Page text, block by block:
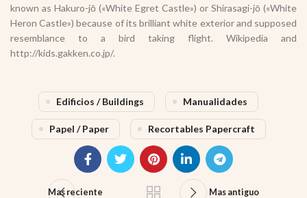
known as Hakuro-jō («White Egret Castle») or Shirasagi-jō («White
Heron Castle») because of its brilliant white exterior and supposed
resemblance to a bird taking flight. Wikipedia and
http://kids.gakken.co.jp/.
Edificios / Buildings Manualidades
Papel / Paper Recortables Papercraft
Mas reciente Mas antiguo